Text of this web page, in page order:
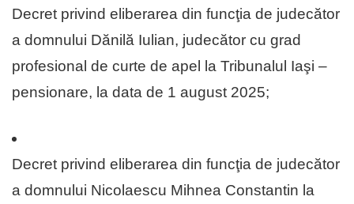
Decret privind eliberarea din funcţia de judecător
a domnului Dănilă Iulian, judecător cu grad
profesional de curte de apel la Tribunalul Iaşi –
pensionare, la data de 1 august 2025;
Decret privind eliberarea din funcţia de judecător
a domnului Nicolaescu Mihnea Constantin la